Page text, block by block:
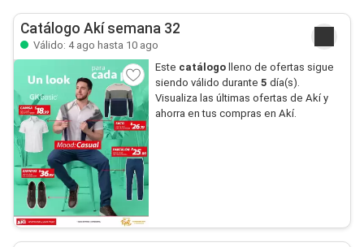
Catálogo Akí semana 32
Válido: 4 ago hasta 10 ago
Este catálogo lleno de ofertas sigue
siendo válido durante 5 día(s).
Visualiza las últimas ofertas de Akí y
ahorra en tus compras en Akí.